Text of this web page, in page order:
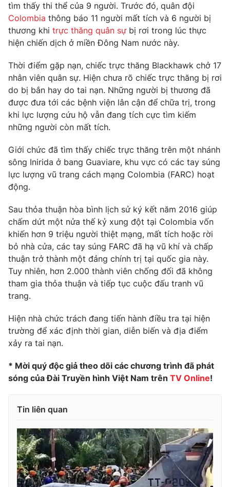
Góc doanh nghiệp
Truyền hình
Phim VTV
Hậu trường
Nhân vật
Khán giả
Giải sao mai
Giải trí
Điện ảnh
Âm nhạc
Sao
Đời sống
Du lịch
Làm đẹp
Chất lượng cuộc sống
Giáo dục
Tuyển sinh
Công nghệ
Hitech Công nghệ tương lai
Sản phẩm
Thị trường
Tư vấn
Giao lưu trực tuyến
Lịch phát sóng
Chuyên mục khác
Emagazine Podcast
Photo Infographic
Video
VTV Money VTV Thể thao
VTV Sức khoẻ Bất động sản
VTV9 VTV8
Liên hệ tòa soạn English
tìm thấy thi thể của 9 người. Trước đó, quân đội
Colombia thông báo 11 người mất tích và 6 người bị
thương khi trực thăng quân sựbị rơi trong lúc thực
hiện chiến dịch ở miền Đông Nam nước này.
Thời điểm gặp nạn, chiếc trực thăng Blackhawk chở 17
nhân viên quân sự. Hiện chưa rõ chiếc trực thăng bị rơi
do bị bắn hay do tai nạn. Những người bị thương đã
được đưa tới các bệnh viện lân cận để chữa trị, trong
khi lực lượng cứu hộ vẫn đang tích cực tìm kiếm
những người còn mất tích.
Giới chức đã tìm thấy chiếc trực thăng trên một nhánh
sông Inirida ở bang Guaviare, khu vực có các tay súng
lực lượng vũ trang cách mạng Colombia (FARC) hoạt
động.
Sau thỏa thuận hòa bình lịch sử ký kết năm 2016 giúp
chấm dứt một nửa thế kỷ xung đột tại Colombia vốn
khiến hơn 9 triệu người thiệt mạng, mất tích hoặc rời
bỏ nhà cửa, các tay súng FARC đã hạ vũ khí và chấp
thuận trở thành một đảng chính trị tại quốc gia này.
Tuy nhiên, hơn 2.000 thành viên chống đối đã không
tham gia thỏa thuận và tiếp tục cuộc đấu tranh vũ
trang.
Hiện nhà chức trách đang tiến hành điều tra tại hiện
trường để xác định thời gian, diễn biến và địa điểm
xảy ra tai nạn.
* Mời quý độc giả theo dõi các chương trình đã phát
sóng của Đài Truyền hình Việt Nam trên TV Online!
Tin liên quan